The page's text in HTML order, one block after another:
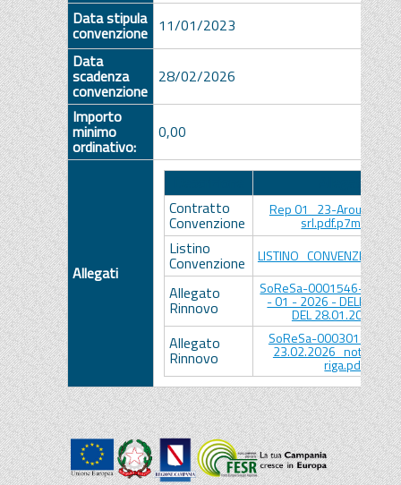
Data stipula
convenzione 11/01/2023
Data
scadenza
convenzione
28/02/2026
Importo
minimo
ordinativo:
0,00
Allegati
Allegato
Contratto
Convenzione
Rep 01_23-Around
srl.pdf.p7m.p7m
Listino
Convenzione
Allegato
Rinnovo
SoReSa-0001546-2026
- 01 - 2026 - DELIBERA
DEL 28.01.2026.pdf
Allegato
Rinnovo
SoReSa-0003018-
23.02.2026_nota
riga.pdf